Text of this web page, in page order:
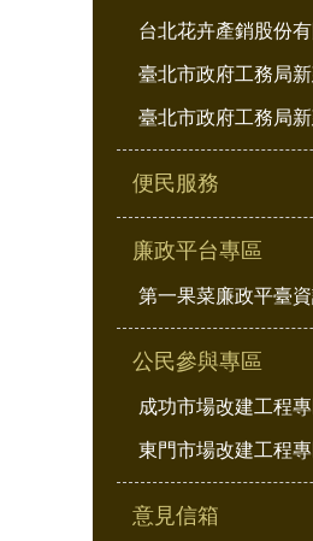
台北花卉產銷股份有
臺北市政府工務局
臺北市政府工務局
便民服務
廉政平台專區
第一果菜廉政平臺
公民參與專區
成功市場改建工程
東門市場改建工程
意見信箱